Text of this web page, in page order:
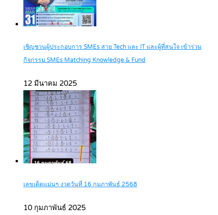
เชิญชวนผู้ประกอบการ SMEs สาย Tech และ IT และผู้ที่สนใจ เข้าร่วม
กิจกรรม SMEs Matching Knowledge & Fund
12 มีนาคม 2025
เลขเด็ดแม่นๆ งวดวันที่ 16 กุมภาพันธ์ 2568
10 กุมภาพันธ์ 2025